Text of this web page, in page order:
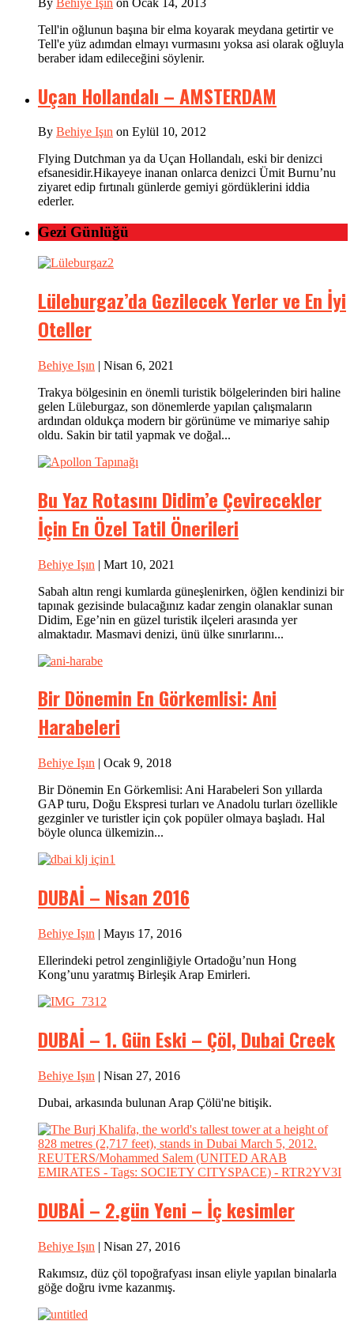
Tell'in oğlunun başına bir elma koyarak meydana getirtir ve
Tell'e yüz adımdan elmayı vurmasını yoksa asi olarak oğluyla
beraber idam edileceğini söylenir.
Uçan Hollandalı – AMSTERDAM
By Behiye Işın on Eylül 10, 2012
Flying Dutchman ya da Uçan Hollandalı, eski bir denizci
efsanesidir.Hikayeye inanan onlarca denizci Ümit Burnu’nu
ziyaret edip fırtınalı günlerde gemiyi gördüklerini iddia
ederler.
Gezi Günlüğü
Lüleburgaz’da Gezilecek Yerler ve En İyi
Oteller
Behiye Işın | Nisan 6, 2021
Trakya bölgesinin en önemli turistik bölgelerinden biri haline
gelen Lüleburgaz, son dönemlerde yapılan çalışmaların
ardından oldukça modern bir görünüme ve mimariye sahip
oldu. Sakin bir tatil yapmak ve doğal...
Bu Yaz Rotasını Didim’e Çevirecekler
İçin En Özel Tatil Önerileri
Behiye Işın | Mart 10, 2021
Sabah altın rengi kumlarda güneşlenirken, öğlen kendinizi bir
tapınak gezisinde bulacağınız kadar zengin olanaklar sunan
Didim, Ege’nin en güzel turistik ilçeleri arasında yer
almaktadır. Masmavi denizi, ünü ülke sınırlarını...
Bir Dönemin En Görkemlisi: Ani
Harabeleri
Behiye Işın | Ocak 9, 2018
Bir Dönemin En Görkemlisi: Ani Harabeleri Son yıllarda
GAP turu, Doğu Ekspresi turları ve Anadolu turları özellikle
gezginler ve turistler için çok popüler olmaya başladı. Hal
böyle olunca ülkemizin...
DUBAİ – Nisan 2016
Behiye Işın | Mayıs 17, 2016
Ellerindeki petrol zenginliğiyle Ortadoğu’nun Hong
Kong’unu yaratmış Birleşik Arap Emirleri.
DUBAİ – 1. Gün Eski – Çöl, Dubai Creek
Behiye Işın | Nisan 27, 2016
Dubai, arkasında bulunan Arap Çölü'ne bitişik.
DUBAİ – 2.gün Yeni – İç kesimler
Behiye Işın | Nisan 27, 2016
Rakımsız, düz çöl topoğrafyası insan eliyle yapılan binalarla
göğe doğru ivme kazanmış.